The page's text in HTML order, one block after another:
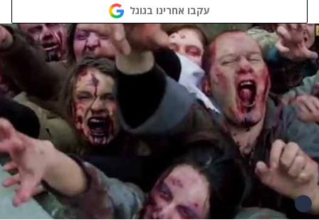
עקבו אחרינו בגוגל